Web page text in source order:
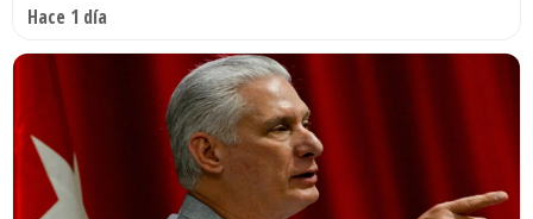
Hace 1 día